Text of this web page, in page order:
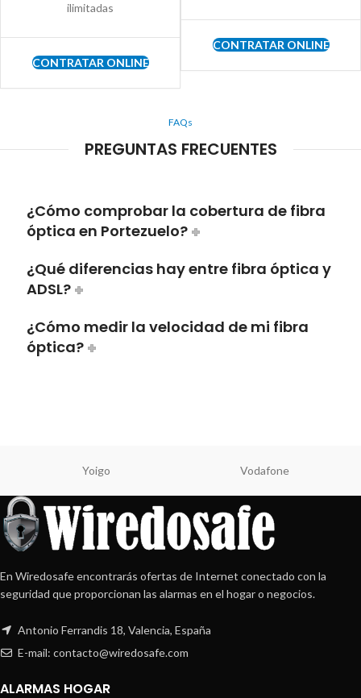
ilimitadas
CONTRATAR ONLINE
CONTRATAR ONLINE
FAQs
PREGUNTAS FRECUENTES
¿Cómo comprobar la cobertura de fibra
óptica en Portezuelo?
¿Qué diferencias hay entre fibra óptica y
ADSL?
¿Cómo medir la velocidad de mi fibra
óptica?
Yoigo Vodafone
En Wiredosafe encontrarás ofertas de Internet conectado con la
seguridad que proporcionan las alarmas en el hogar o negocios.
Antonio Ferrandis 18, Valencia, España
E-mail: contacto@wiredosafe.com
ALARMAS HOGAR